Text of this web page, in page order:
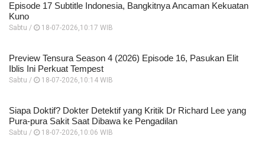
Episode 17 Subtitle Indonesia, Bangkitnya Ancaman Kekuatan
Kuno
Sabtu / 18-07-2026,10:17 WIB
Preview Tensura Season 4 (2026) Episode 16, Pasukan Elit
Iblis Ini Perkuat Tempest
Sabtu / 18-07-2026,10:14 WIB
Siapa Doktif? Dokter Detektif yang Kritik Dr Richard Lee yang
Pura-pura Sakit Saat Dibawa ke Pengadilan
Sabtu / 18-07-2026,10:06 WIB